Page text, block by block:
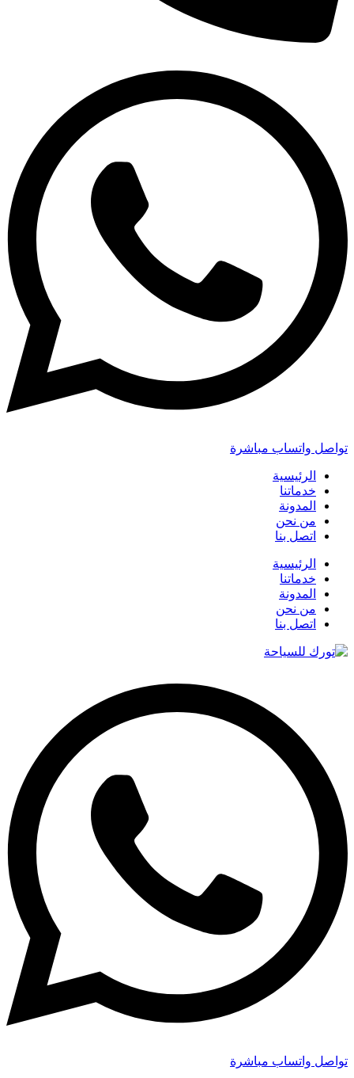
تواصل واتساب مباشرة
الرئيسية
خدماتنا
المدونة
من نحن
اتصل بنا
الرئيسية
خدماتنا
المدونة
من نحن
اتصل بنا
تواصل واتساب مباشرة